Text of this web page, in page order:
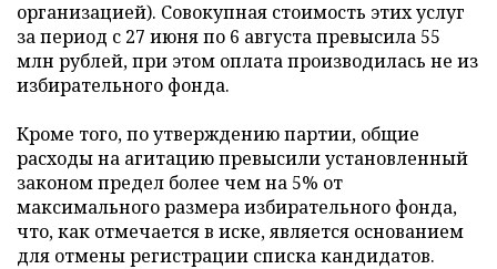
организацией). Совокупная стоимость этих услуг
за период с 27 июня по 6 августа превысила 55
млн рублей, при этом оплата производилась не из
избирательного фонда.
Кроме того, по утверждению партии, общие
расходы на агитацию превысили установленный
законом предел более чем на 5% от
максимального размера избирательного фонда,
что, как отмечается в иске, является основанием
для отмены регистрации списка кандидатов.